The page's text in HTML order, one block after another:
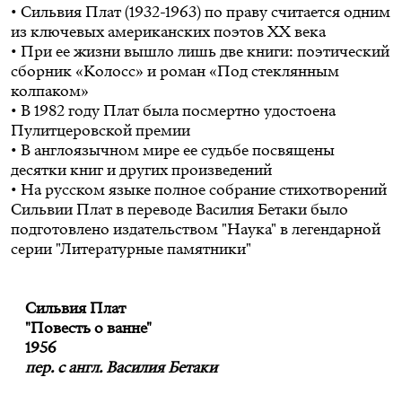
• Сильвия Плат (1932-1963) по праву считается одним
из ключевых американских поэтов ХХ века
• При ее жизни вышло лишь две книги: поэтический
сборник «Колосс» и роман «Под стеклянным
колпаком»
• В 1982 году Плат была посмертно удостоена
Пулитцеровской премии
• В англоязычном мире ее судьбе посвящены
десятки книг и других произведений
• На русском языкеполное собрание стихотворений
Сильвии Плат в переводе Василия Бетакибыло
подготовлено издательством "Наука" в легендарной
серии "Литературные памятники"
Сильвия Плат
"Повесть о ванне"
1956
пер. с англ. Василия Бетаки